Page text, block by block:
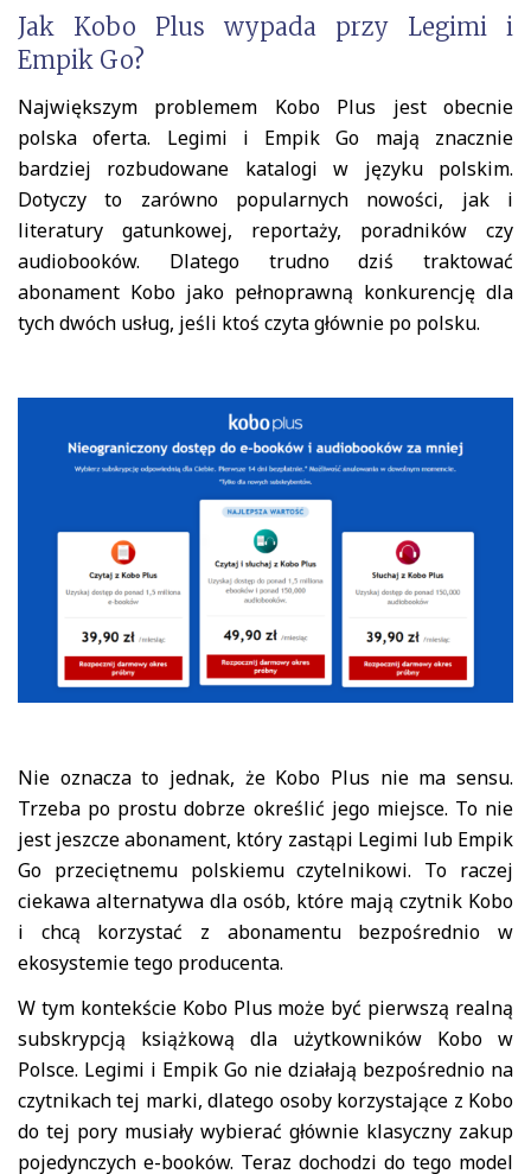
Jak Kobo Plus wypada przy Legimi i
Empik Go?
Największym problemem Kobo Plus jest obecnie
polska oferta. Legimi i Empik Go mają znacznie
bardziej rozbudowane katalogi w języku polskim.
Dotyczy to zarówno popularnych nowości, jak i
literatury gatunkowej, reportaży, poradników czy
audiobooków. Dlatego trudno dziś traktować
abonament Kobo jako pełnoprawną konkurencję dla
tych dwóch usług, jeśli ktoś czyta głównie po polsku.
Nie oznacza to jednak, że Kobo Plus nie ma sensu.
Trzeba po prostu dobrze określić jego miejsce. To nie
jest jeszcze abonament, który zastąpi Legimi lub Empik
Go przeciętnemu polskiemu czytelnikowi. To raczej
ciekawa alternatywa dla osób, które mają czytnik Kobo
i chcą korzystać z abonamentu bezpośrednio w
ekosystemie tego producenta.
W tym kontekście Kobo Plus może być pierwszą realną
subskrypcją książkową dla użytkowników Kobo w
Polsce. Legimi i Empik Go nie działają bezpośrednio na
czytnikach tej marki, dlatego osoby korzystające z Kobo
do tej pory musiały wybierać głównie klasyczny zakup
pojedynczych e-booków. Teraz dochodzi do tego model